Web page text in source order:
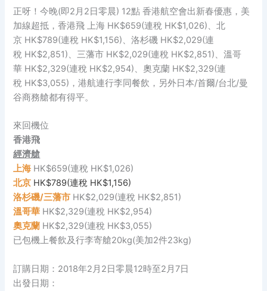
正呀！今晚(即2月2日零晨) 12點 香港航空會出新春優惠，美
加線超抵，香港飛 上海 HK$659(連稅 HK$1,026)、北
京 HK$789(連稅 HK$1,156)、洛杉磯 HK$2,029(連
稅 HK$2,851)、三藩市 HK$2,029(連稅 HK$2,851)、溫哥
華 HK$2,329(連稅 HK$2,954)、奧克蘭 HK$2,329(連
稅 HK$3,055)，港航連行李同餐飲，另外日本/首爾/台北/曼
谷商務艙都有得平。
來回機位
香港飛
經濟艙
上海 HK$659(連稅 HK$1,026)
北京 HK$789(連稅 HK$1,156)
洛杉磯/三藩市 HK$2,029(連稅 HK$2,851)
溫哥華 HK$2,329(連稅 HK$2,954)
奧克蘭 HK$2,329(連稅 HK$3,055)
已包機上餐飲及行李寄艙20kg(美加2件23kg)
訂購日期：2018年2月2日零晨12時至2月7日
出發日期：